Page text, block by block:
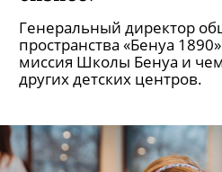
Генеральный директор
пространства «Бенуа
миссия Школы Бенуа и чем